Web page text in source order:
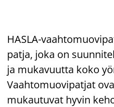
HASLA-
patja, joka on
ja mukavuutta koko
Vaahtomuovipatjat
mukautuvat hyvin